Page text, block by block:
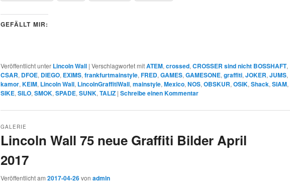
GEFÄLLT MIR:
Veröffentlicht unter Lincoln Wall | Verschlagwortet mitATEM, crossed, CROSSER sind nicht BOSSHAFT,
CSAR, DFOE, DIEGO, EXIMS, frankfurtmainstyle, FRED, GAMES, GAMESONE, graffiti, JOKER, JUMS,
kamor, KEIM, Lincoln Wall, LincolnGraffitiWall, mainstyle, Mexico, NOS, OBSKUR, OSIK, Shack, SIAM,
SIKE, SILO, SMOK, SPADE, SUNK, TALIZ | Schreibe einen Kommentar
Lincoln Wall 75 neue Graffiti Bilder April
2017
GALERIE
Veröffentlicht am 2017-04-26von admin